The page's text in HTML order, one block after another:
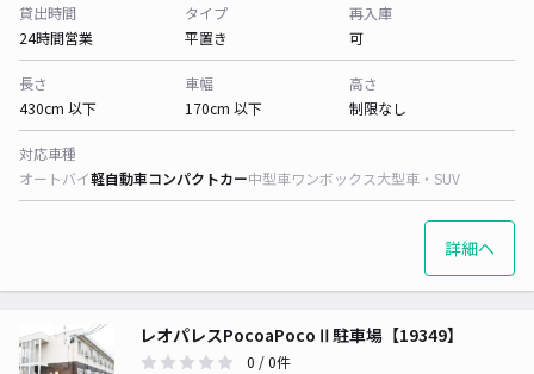
貸出時間
24時間営業
タイプ
平置き
再入庫
可
長さ
430cm 以下
車幅
170cm 以下
高さ
制限なし
対応車種
オートバイ軽自動車コンパクトカー中型車ワンボックス大型車・SUV
詳細へ
レオパレスPocoaPocoⅡ駐車場【19349】
0 / 0件